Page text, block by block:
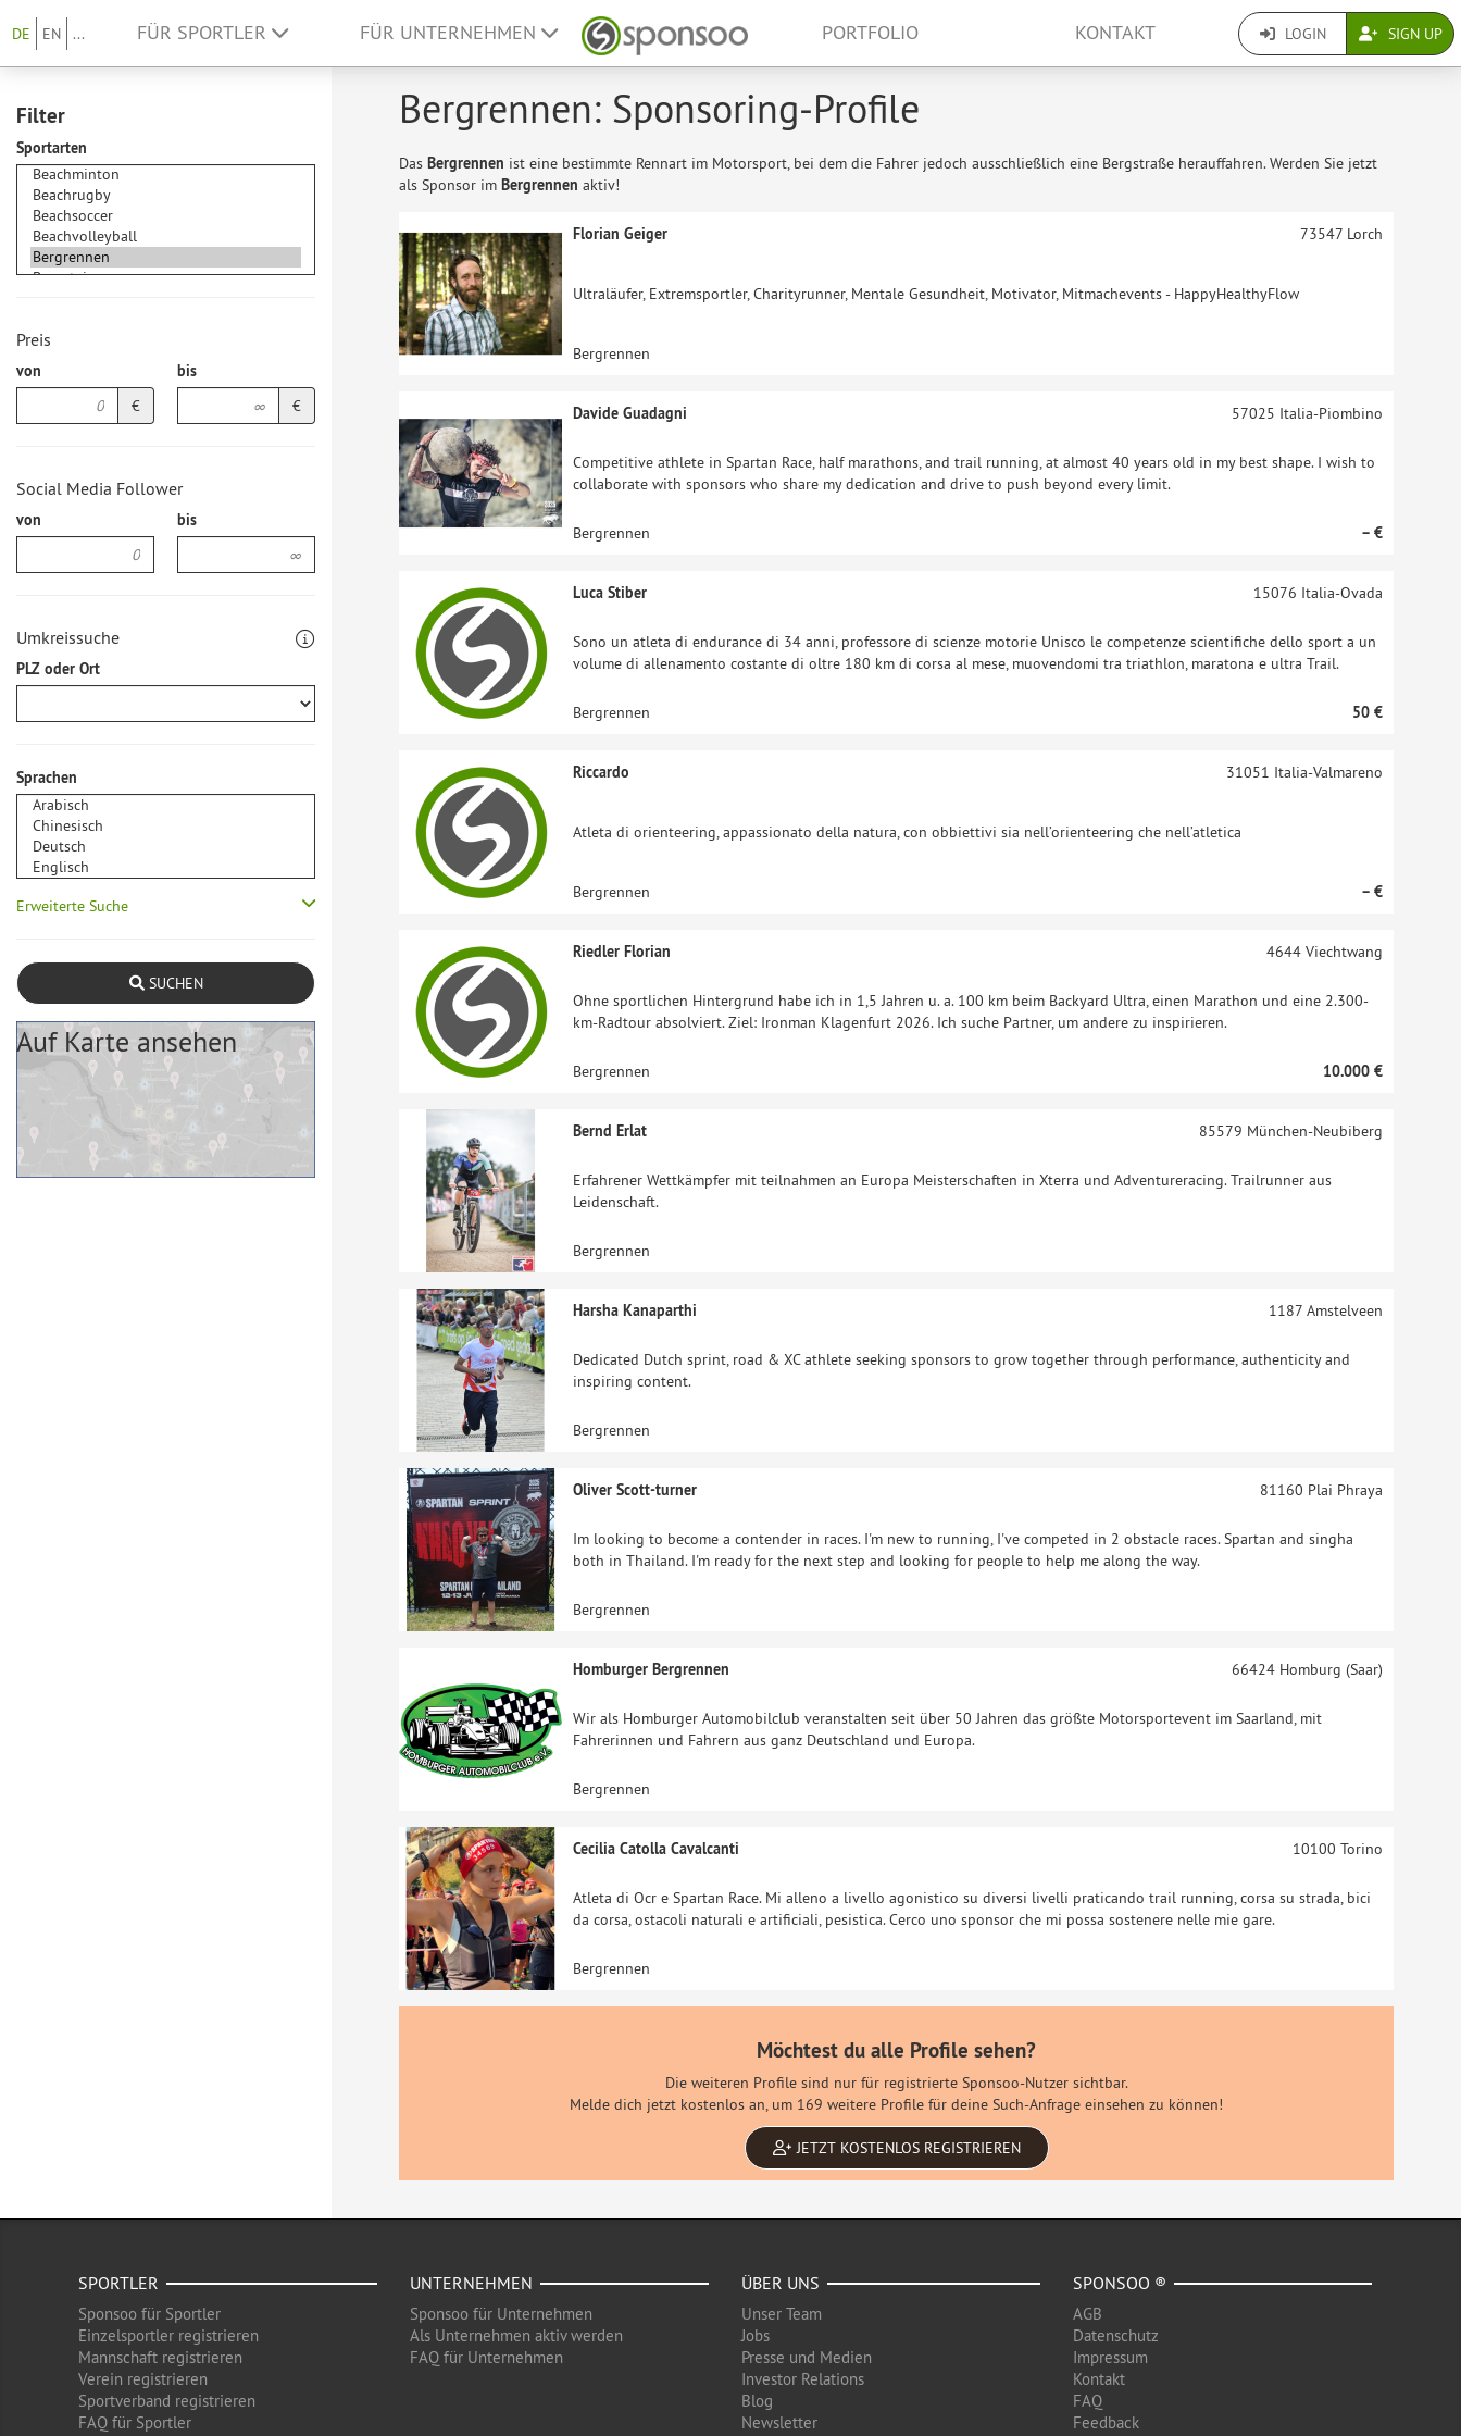
DE EN ... FÜR SPORTLER FÜR UNTERNEHMEN PORTFOLIO KONTAKT LOGIN SIGN UP
Filter
Sportarten
Preis
von
€
bis
€
Social Media Follower
von bis
Umkreissuche
PLZ oder Ort
Sprachen
Erweiterte Suche
SUCHEN
Auf Karte ansehen
Bergrennen: Sponsoring-Profile
Das Bergrennen ist eine bestimmte Rennart im Motorsport, bei dem die Fahrer jedoch ausschließlich eine Bergstraße herauffahren. Werden Sie jetzt
als Sponsor im Bergrennen aktiv!
Florian Geiger
Ultraläufer, Extremsportler, Charityrunner, Mentale Gesundheit, Motivator, Mitmachevents - HappyHealthyFlow
73547Lorch
Bergrennen
Davide Guadagni
Competitive athlete in Spartan Race, half marathons, and trail running, at almost 40 years old in my best shape. I wish to
collaborate with sponsors who share my dedication and drive to push beyond every limit.
57025 Italia-Piombino
Bergrennen – €
Luca Stiber
​Sono un atleta di endurance di 34 anni, professore di scienze motorie Unisco le competenze scientifiche dello sport a un
volume di allenamento costante di oltre 180 km di corsa al mese, muovendomi tra triathlon, maratona e ultra Trail.
15076 Italia-Ovada
Bergrennen 50 €
Riccardo
Atleta di orienteering, appassionato della natura, con obbiettivi sia nell’orienteering che nell’atletica
31051 Italia-Valmareno
Bergrennen – €
Riedler Florian
Ohne sportlichen Hintergrund habe ich in 1,5 Jahren u. a. 100 km beim Backyard Ultra, einen Marathon und eine 2.300-
km-Radtour absolviert. Ziel: Ironman Klagenfurt 2026. Ich suche Partner, um andere zu inspirieren.
4644Viechtwang
Bergrennen 10.000 €
Bernd Erlat
Erfahrener Wettkämpfer mit teilnahmen an Europa Meisterschaften in Xterra und Adventureracing. Trailrunner aus
Leidenschaft.
85579 München-Neubiberg
Bergrennen
Harsha Kanaparthi
Dedicated Dutch sprint, road & XC athlete seeking sponsors to grow together through performance, authenticity and
inspiring content.
1187Amstelveen
Bergrennen
Oliver Scott-turner
Im looking to become a contender in races. I'm new to running, I've competed in 2 obstacle races. Spartan and singha
both in Thailand. I'm ready for the next step and looking for people to help me along the way.
81160 Plai Phraya
Bergrennen
Homburger Bergrennen
Wir als Homburger Automobilclub veranstalten seit über 50 Jahren das größte Motorsportevent im Saarland, mit
Fahrerinnen und Fahrern aus ganz Deutschland und Europa.
66424Homburg (Saar)
Bergrennen
Cecilia Catolla Cavalcanti
Atleta di Ocr e Spartan Race. Mi alleno a livello agonistico su diversi livelli praticando trail running, corsa su strada, bici
da corsa, ostacoli naturali e artificiali, pesistica. Cerco uno sponsor che mi possa sostenere nelle mie gare.
10100 Torino
Bergrennen
Möchtest du alle Profile sehen?
Die weiteren Profile sind nur für registrierte Sponsoo-Nutzer sichtbar.
Melde dich jetzt kostenlos an, um 169 weitere Profile für deine Such-Anfrage einsehen zu können!
JETZT KOSTENLOS REGISTRIEREN
SPORTLER
Sponsoo für Sportler
Einzelsportler registrieren
Mannschaft registrieren
Verein registrieren
Sportverband registrieren
FAQ für Sportler
UNTERNEHMEN
Sponsoo für Unternehmen
Als Unternehmen aktiv werden
FAQ für Unternehmen
ÜBER UNS
Unser Team
Jobs
Presse und Medien
Investor Relations
Blog
Newsletter
SPONSOO ®
AGB
Datenschutz
Impressum
Kontakt
FAQ
Feedback